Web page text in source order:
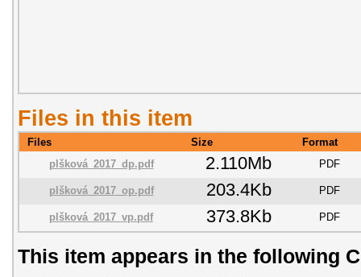
Files in this item
Files Size
Format
plšková_2017_dp.pdf
2.110Mb PDF
plšková_2017_op.pdf 203.4Kb PDF
plšková_2017_vp.pdf 373.8Kb PDF
This item appears in the following